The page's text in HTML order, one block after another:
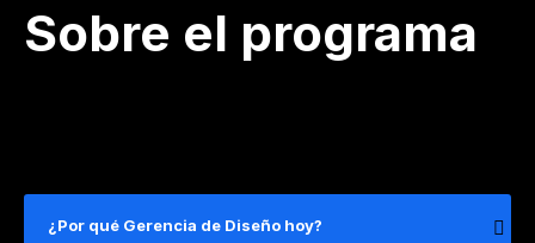
Sobre el programa
¿Por qué Gerencia de Diseño hoy?